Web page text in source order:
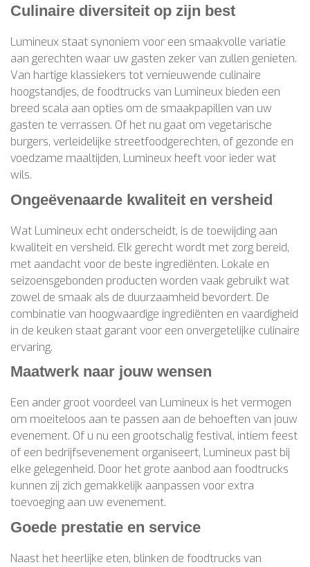
Culinaire diversiteit op zijn best
Lumineux staat synoniem voor een smaakvolle variatie
aan gerechten waar uw gasten zeker van zullen genieten.
Van hartige klassiekers tot vernieuwende culinaire
hoogstandjes, de foodtrucks van Lumineux bieden een
breed scala aan opties om de smaakpapillen van uw
gasten te verrassen. Of het nu gaat om vegetarische
burgers, verleidelijke streetfoodgerechten, of gezonde en
voedzame maaltijden, Lumineux heeft voor ieder wat
wils.
Ongeëvenaarde kwaliteit en versheid
Wat Lumineux echt onderscheidt, is de toewijding aan
kwaliteit en versheid. Elk gerecht wordt met zorg bereid,
met aandacht voor de beste ingrediënten. Lokale en
seizoensgebonden producten worden vaak gebruikt wat
zowel de smaak als de duurzaamheid bevordert. De
combinatie van hoogwaardige ingrediënten en vaardigheid
in de keuken staat garant voor een onvergetelijke culinaire
ervaring.
Maatwerk naar jouw wensen
Een ander groot voordeel van Lumineux is het vermogen
om moeiteloos aan te passen aan de behoeften van jouw
evenement. Of u nu een grootschalig festival, intiem feest
of een bedrijfsevenement organiseert, Lumineux past bij
elke gelegenheid. Door het grote aanbod aan foodtrucks
kunnen zij zich gemakkelijk aanpassen voor extra
toevoeging aan uw evenement.
Goede prestatie en service
Naast het heerlijke eten, blinken de foodtrucks van